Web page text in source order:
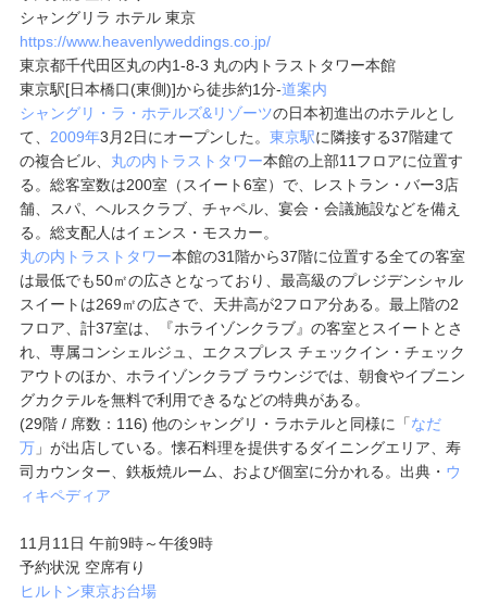
シャングリラ ホテル 東京
https://www.heavenlyweddings.co.jp/
東京都千代田区丸の内1-8-3 丸の内トラストタワー本館
東京駅[日本橋口(東側)]から徒歩約1分-道案内
シャングリ・ラ・ホテルズ&リゾーツの日本初進出のホテルとし
て、 2009年3月2日にオープンした。 東京駅に隣接する37階建て
の複合ビル、 丸の内トラストタワー本館の上部11フロアに位置す
る。総客室数は200室（スイート6室）で、レストラン・バー3店
舗、スパ、ヘルスクラブ、チャペル、宴会・会議施設などを備え
る。総支配人はイェンス・モスカー。
丸の内トラストタワー本館の31階から37階に位置する全ての客室
は最低でも50㎡の広さとなっており、最高級のプレジデンシャル
スイートは269㎡の広さで、天井高が2フロア分ある。最上階の2
フロア、計37室は、『ホライゾンクラブ』の客室とスイートとさ
れ、専属コンシェルジュ、エクスプレス チェックイン・チェック
アウトのほか、ホライゾンクラブ ラウンジでは、朝食やイブニン
グカクテルを無料で利用できるなどの特典がある。
(29階 / 席数：116) 他のシャングリ・ラホテルと同様に「なだ
万」が出店している。懐石料理を提供するダイニングエリア、寿
司カウンター、鉄板焼ルーム、および個室に分かれる。出典・ ウ
ィキペディア
11月11日 午前9時～午後9時
予約状況 空席有り
ヒルトン東京お台場